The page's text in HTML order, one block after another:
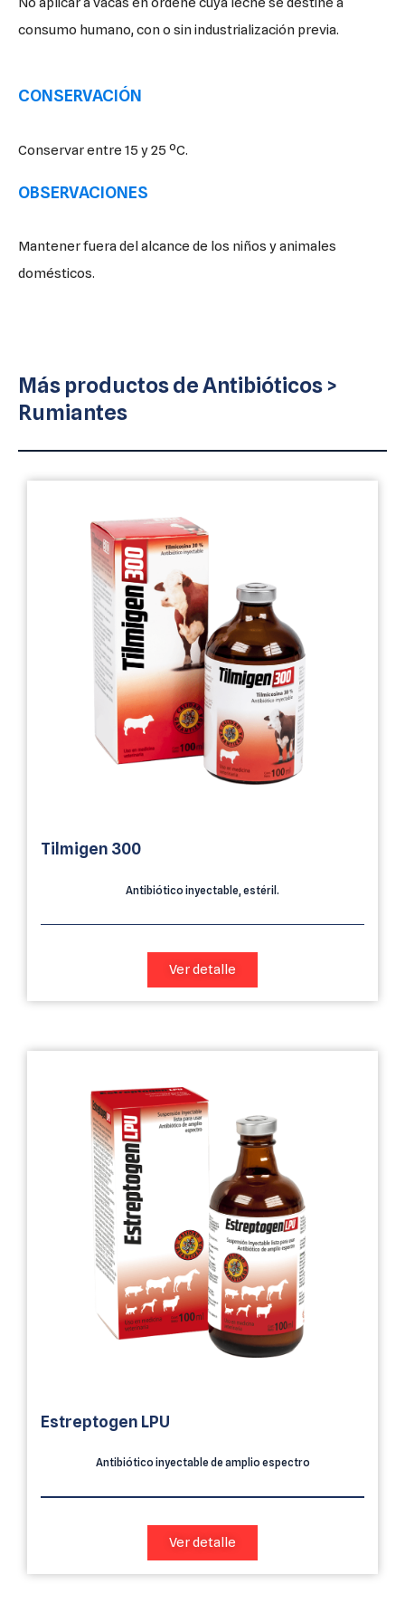
consumo humano, con o sin industrialización previa.
CONSERVACIÓN
Conservar entre 15 y 25 ºC.
OBSERVACIONES
Mantener fuera del alcance de los niños y animales
domésticos.
Más productos deAntibióticos >
Rumiantes
Tilmigen 300
Antibiótico inyectable, estéril.
Ver detalle
Estreptogen LPU
Antibiótico inyectable de amplio espectro
Ver detalle